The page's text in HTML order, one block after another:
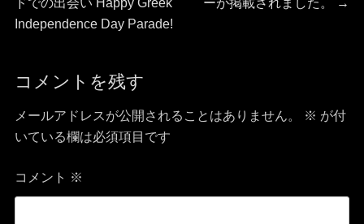
稿
ビ
ゲ
ー
シ
投
ドでの出会い Happy Greek
Independence Day Parade!
ーが掲載されました。
→
コメントを残す
メールアドレスが公開されることはありません。 ※ が付
いている欄は必須項目です
コメント ※